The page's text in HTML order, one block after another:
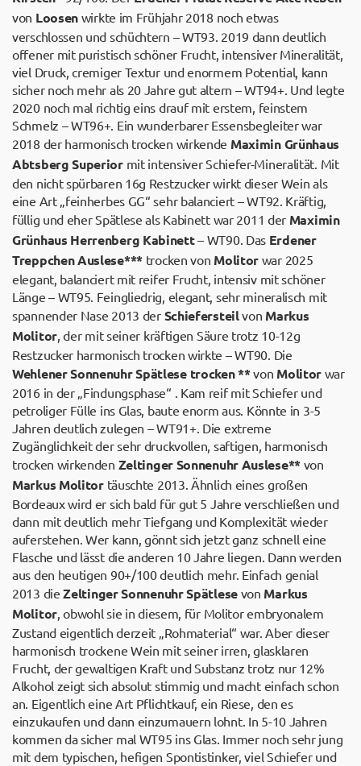
von Loosen wirkte im Frühjahr 2018 noch etwas
verschlossen und schüchtern – WT93. 2019 dann deutlich
offener mit puristisch schöner Frucht, intensiver Mineralität,
viel Druck, cremiger Textur und enormem Potential, kann
sicher noch mehr als 20 Jahre gut altern – WT94+. Und legte
2020 noch mal richtig eins drauf mit erstem, feinstem
Schmelz – WT96+. Ein wunderbarer Essensbegleiter war
2018 der harmonisch trocken wirkende Maximin Grünhaus
Abtsberg Superior mit intensiver Schiefer-Mineralität. Mit
den nicht spürbaren 16g Restzucker wirkt dieser Wein als
eine Art „feinherbes GG“ sehr balanciert – WT92. Kräftig,
füllig und eher Spätlese als Kabinett war 2011 der Maximin
Grünhaus Herrenberg Kabinett– WT90. Das Erdener
Treppchen Auslese*** trocken von Molitor war 2025
elegant, balanciert mit reifer Frucht, intensiv mit schöner
Länge – WT95. Feingliedrig, elegant, sehr mineralisch mit
spannender Nase 2013 der Schiefersteilvon Markus
Molitor, der mit seiner kräftigen Säure trotz 10-12g
Restzucker harmonisch trocken wirkte – WT90. Die
Wehlener Sonnenuhr Spätlese trocken **von Molitor war
2016 in der „Findungsphase“ . Kam reif mit Schiefer und
petroliger Fülle ins Glas, baute enorm aus. Könnte in 3-5
Jahren deutlich zulegen – WT91+. Die extreme
Zugänglichkeit der sehr druckvollen, saftigen, harmonisch
trocken wirkenden Zeltinger Sonnenuhr Auslese**von
Markus Molitortäuschte 2013. Ähnlich eines großen
Bordeaux wird er sich bald für gut 5 Jahre verschließen und
dann mit deutlich mehr Tiefgang und Komplexität wieder
auferstehen. Wer kann, gönnt sich jetzt ganz schnell eine
Flasche und lässt die anderen 10 Jahre liegen. Dann werden
aus den heutigen 90+/100 deutlich mehr. Einfach genial
2013 dieZeltinger Sonnenuhr Spätlesevon Markus
Molitor, obwohl sie in diesem, für Molitor embryonalem
Zustand eigentlich derzeit „Rohmaterial“ war. Aber dieser
harmonisch trockene Wein mit seiner irren, glasklaren
Frucht, der gewaltigen Kraft und Substanz trotz nur 12%
Alkohol zeigt sich absolut stimmig und macht einfach schon
an. Eigentlich eine Art Pflichtkauf, ein Riese, den es
einzukaufen und dann einzumauern lohnt. In 5-10 Jahren
kommen da sicher mal WT95 ins Glas. Immer noch sehr jung
mit dem typischen, hefigen Spontistinker, viel Schiefer und